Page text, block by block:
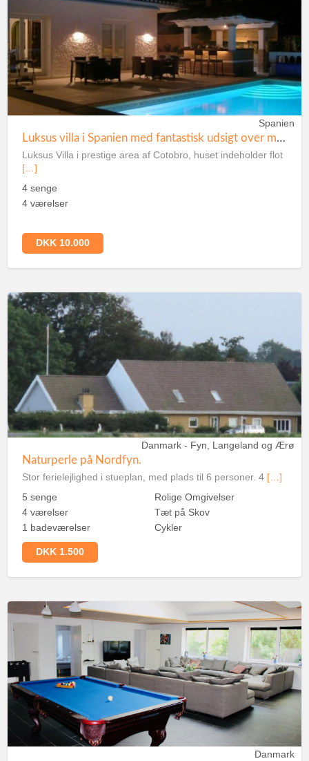
Spanien
Luksus villa i Spanien med fantastisk udsigt over middelhavet
Luksus Villa i prestige area af Cotobro, huset indeholder flot
[…]
4 senge
4 værelser
DKK 10.000
Danmark - Fyn, Langeland og Ærø
Naturperle på Nordfyn.
Stor ferielejlighed i stueplan, med plads til 6 personer. 4 […]
5 senge
4 værelser
1 badeværelser
Rolige Omgivelser
Tæt på Skov
Cykler
DKK 1.500
Danmark